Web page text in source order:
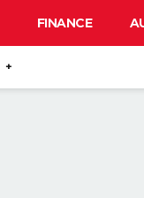
FINANCE
+